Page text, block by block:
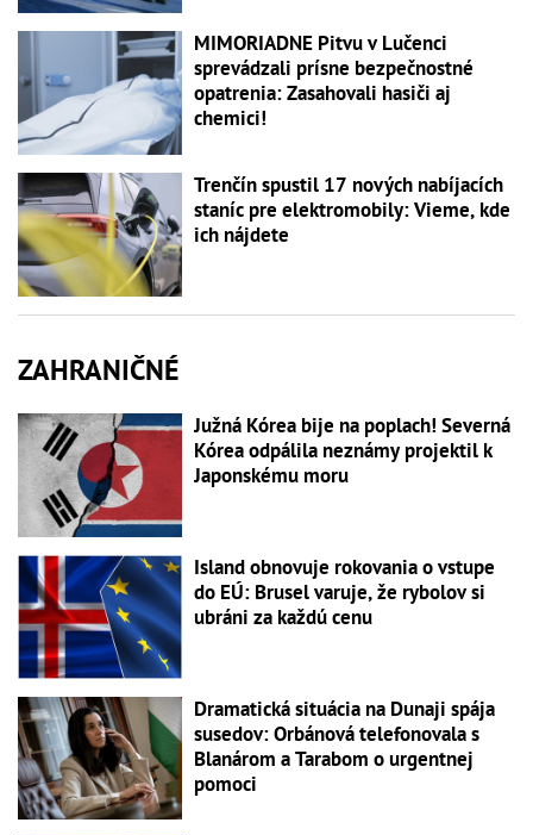
MIMORIADNE Pitvu v Lučenci
sprevádzali prísne bezpečnostné
opatrenia: Zasahovali hasiči aj
chemici!
Trenčín spustil 17 nových nabíjacích
staníc pre elektromobily: Vieme, kde
ich nájdete
ZAHRANIČNÉ
Južná Kórea bije na poplach! Severná
Kórea odpálila neznámy projektil k
Japonskému moru
Island obnovuje rokovania o vstupe
do EÚ: Brusel varuje, že rybolov si
ubráni za každú cenu
Dramatická situácia na Dunaji spája
susedov: Orbánová telefonovala s
Blanárom a Tarabom o urgentnej
pomoci